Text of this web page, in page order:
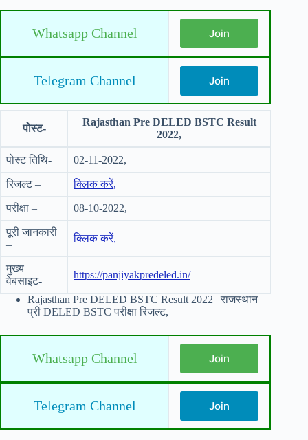
Whatsapp Channel Join
Telegram Channel Join
पोस्ट-
Rajasthan Pre DELED BSTC Result
2022,
पोस्ट तिथि- 02-11-2022,
रिजल्ट – क्लिक करें,
परीक्षा – 08-10-2022,
पूरी जानकारी
–
क्लिक करें,
मुख्य
वेबसाइट-
https://panjiyakpredeled.in/
Rajasthan Pre DELED BSTC Result 2022 | राजस्थान
प्री DELED BSTC परीक्षा रिजल्ट,
Whatsapp Channel Join
Telegram Channel Join